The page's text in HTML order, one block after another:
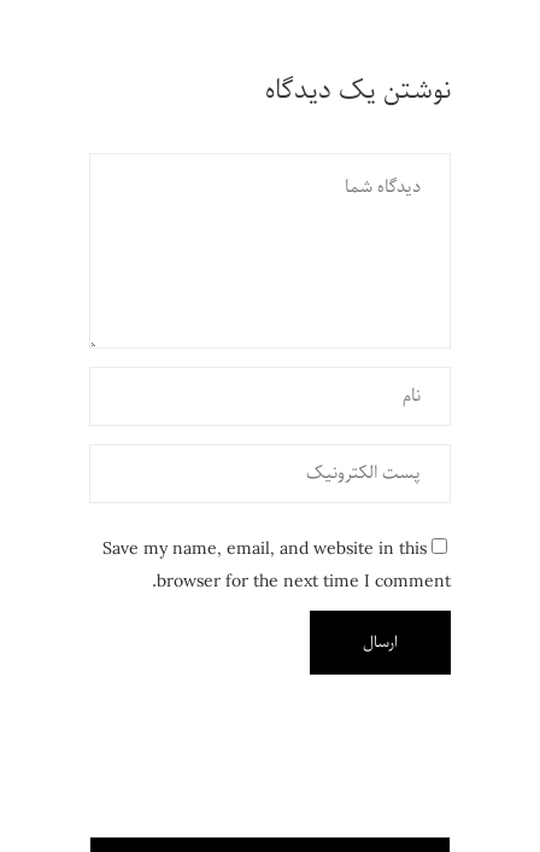
نوشتن یک دیدگاه
Save my name, email, and website in this
browser for the next time I comment.